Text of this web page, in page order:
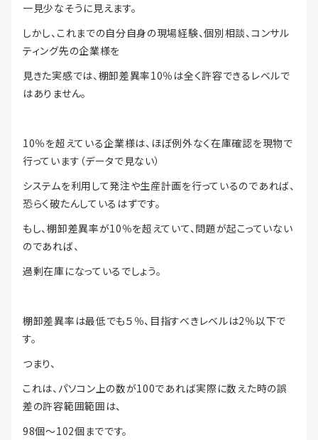
一見少なそうに見えます。
しかし、これまでの自分自身の現場経験、個別相談、コンサル
ティング先の企業様を
見きた実感では、棚卸差異率10％は全く許容できるレベルで
はありません。
10％を超えている企業様は、ほぼ例外なく在庫確認を現物で
行っています（データで見ない）
システムを利用して発注や生産計画を行っているのであれば、
恐らく破たんしているはずです。
もし、棚卸差異率が10％を超えていて、問題が起こっていない
のであれば、
過剰在庫になっているでしょう。
棚卸差異率は最低でも５％、目指すべきレベルは2％以下で
す。
つまり、
これは、パソコン上の数が100であれば実際に数えた時の誤
差の許容範囲範囲は、
98個～102個までです。